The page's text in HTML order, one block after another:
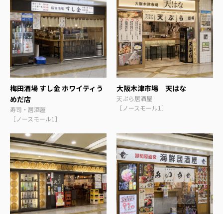
梅田酒場 すし金 ホワイティう
めだ店
寿司・居酒屋
［ノースモール1］
大阪木津市場 天はな
天ぷら居酒屋
［ノースモール1］